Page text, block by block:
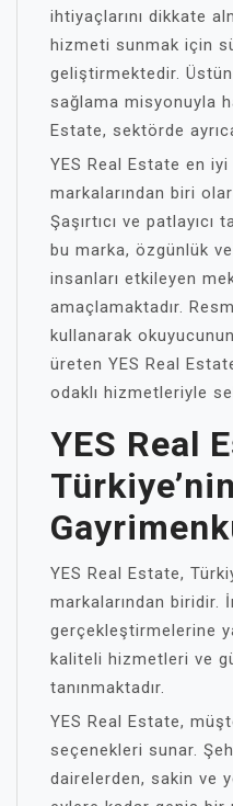
ihtiyaçlarını dikkate
hizmeti sunmak için
geliştirmektedir.
sağlama misyonuyla
Estate, sektörde
YES Real Estate en
markalarından biri
Şaşırtıcı ve patlayıcı
bu marka, özgünlük
insanları etkileyen
amaçlamaktadır.
kullanarak
üreten YES Real
odaklı hizmetleriyle
YES Real
YES Real Estate,
markalarından biridir.
gerçekleştirmelerine
kaliteli hizmetleri ve
tanınmaktadır.
YES Real Estate,
seçenekleri sunar.
dairelerden, sakin ve